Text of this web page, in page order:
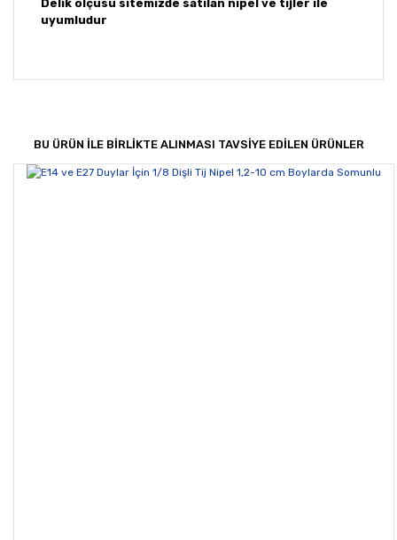
Delik ölçüsü sitemizde satılan nipel ve tijler ile
uyumludur
Yorum Yaz
Bu ürünün fiyat bilgisi, resim, ürün açıklamalarında ve
Ürün resmi kalitesiz, bozuk veya görüntülenemiyor.
BU ÜRÜN İLE BİRLİKTE ALINMASI TAVSİYE EDİLEN ÜRÜNLER